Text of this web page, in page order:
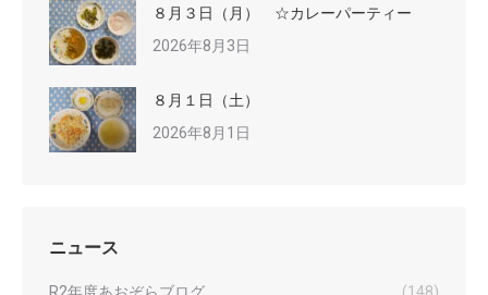
８月３日（月） ☆カレーパーティー
2026年8月3日
８月１日（土）
2026年8月1日
ニュース